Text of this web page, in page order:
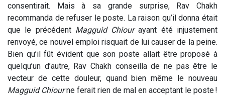
consentirait. Mais à sa grande surprise, Rav Chakh
recommanda de refuser le poste. La raison qu’il donna était
que le précédent Magguid Chiourayant été injustement
renvoyé, ce nouvel emploi risquait de lui causer de la peine.
Bien qu’il fût évident que son poste allait être proposé à
quelqu’un d’autre, Rav Chakh conseilla de ne pas être le
vecteur de cette douleur, quand bien même le nouveau
Magguid Chiourne ferait rien de mal en acceptant le poste !